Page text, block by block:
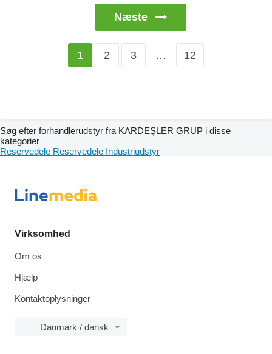
Næste
1 2 3 … 12
Søg efter forhandlerudstyr fra KARDEŞLER GRUP i disse
kategorier
Reservedele Reservedele Industriudstyr
Virksomhed
Om os
Hjælp
Kontaktoplysninger
Danmark / dansk